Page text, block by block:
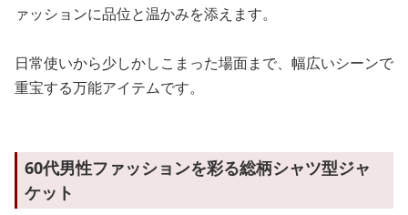
ァッションに品位と温かみを添えます。
日常使いから少しかしこまった場面まで、幅広いシーンで
重宝する万能アイテムです。
60代男性ファッションを彩る総柄シャツ型ジャ
ケット